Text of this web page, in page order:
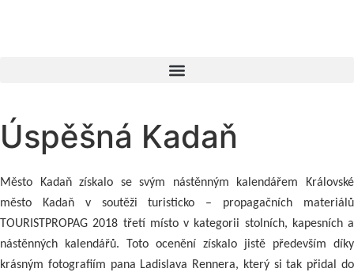
Úspěšná Kadaň
Město Kadaň získalo se svým nástěnným kalendářem Královské
město Kadaň v soutěži turisticko – propagačních materiálů
TOURISTPROPAG 2018 třetí místo v kategorii stolních, kapesních a
nástěnných kalendářů. Toto ocenění získalo jistě především díky
krásným fotografiím pana Ladislava Rennera, který si tak přidal do